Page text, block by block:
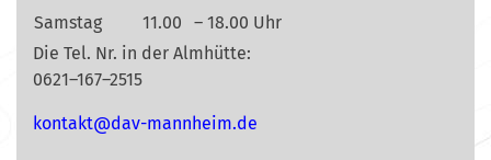
Samstag
11.00
– 18.00 Uhr
Die Tel. Nr. in der Almhütte:
0621–167–2515
ed.mi
ehnna
m-vad
@tkat
nok